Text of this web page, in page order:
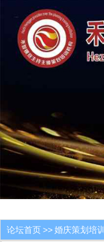
论坛首页>>婚庆策划培训